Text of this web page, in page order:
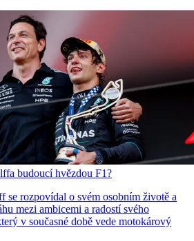
budoucí hvězdou F1?
se rozpovídal o svém osobním životě a
mezi ambicemi a radostí svého
v současné době vede motokárový